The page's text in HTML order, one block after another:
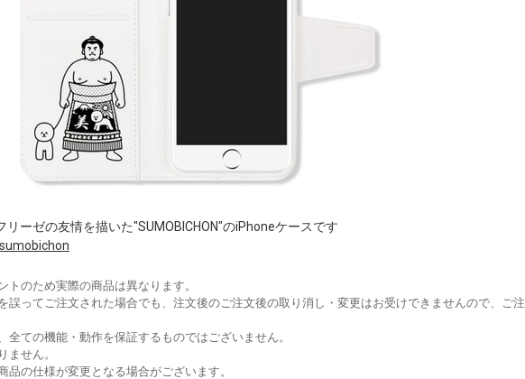
リーゼの友情を描いた"SUMOBICHON"のiPhoneケースです
トのため実際の商品は異なります。
誤ってご注文された場合でも、注文後のご注文後の取り消し・変更はお受けできませんので、ご注
全ての機能・動作を保証するものではございません。
ません。
品の仕様が変更となる場合がございます。